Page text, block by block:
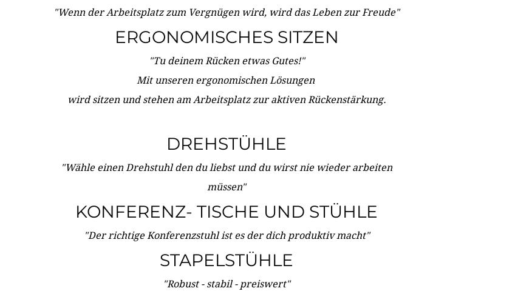
"Wenn der Arbeitsplatz zum Vergnügen wird, wird das Leben zur Freude"
ERGONOMISCHES SITZEN
"Tu deinem Rücken etwas Gutes!"
Mit unseren ergonomischen Lösungen
wird sitzen und stehen am Arbeitsplatz zur aktiven Rückenstärkung.
DREHSTÜHLE
"Wähle einen Drehstuhl den du liebst und du wirst nie wieder arbeiten
müssen"
KONFERENZ- TISCHE UND STÜHLE
"Der richtige Konferenzstuhl ist es der dich produktiv macht"
STAPELSTÜHLE
"Robust - stabil - preiswert"